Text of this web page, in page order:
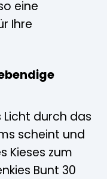
eine
Ihre
Licht durch das
scheint und
Kieses zum
Bunt 30